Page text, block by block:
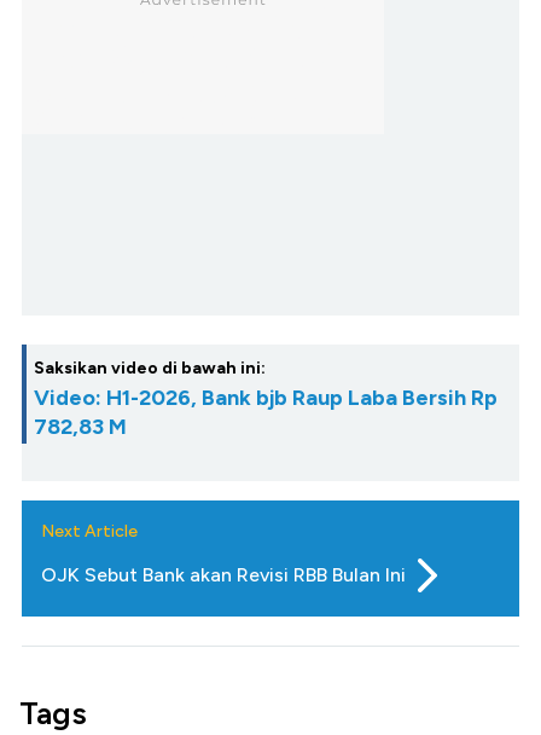
Saksikan video di bawah ini:
Video: H1-2026, Bank bjb Raup Laba Bersih Rp
782,83 M
Next Article
OJK Sebut Bank akan Revisi RBB Bulan Ini
Tags